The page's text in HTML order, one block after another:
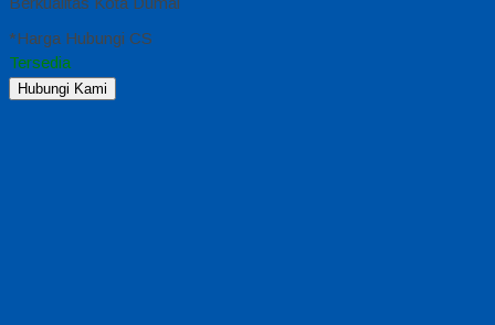
*Harga Hubungi CS
Tersedia
Hubungi Kami